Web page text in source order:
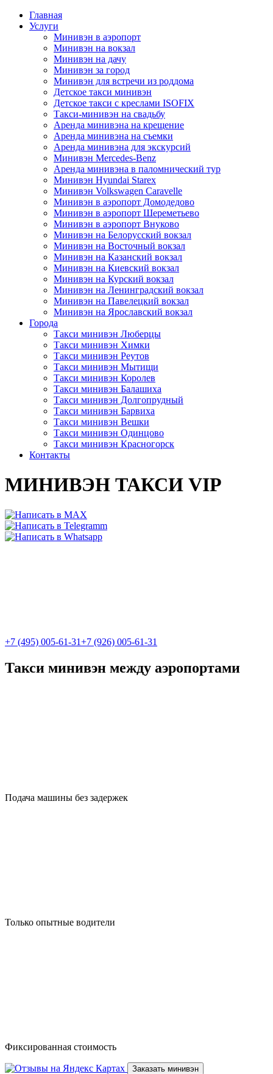
Главная
Услуги
Минивэн в аэропорт
Минивэн на вокзал
Минивэн на дачу
Минивэн за город
Минивэн для встречи из роддома
Детское такси минивэн
Детское такси с креслами ISOFIX
Такси-минивэн на свадьбу
Аренда минивэна на крещение
Аренда минивэна на съемки
Аренда минивэна для экскурсий
Минивэн Mercedes-Benz
Аренда минивэна в паломнический тур
Минивэн Hyundai Starex
Минивэн Volkswagen Caravelle
Минивэн в аэропорт Домодедово
Минивэн в аэропорт Шереметьево
Минивэн в аэропорт Внуково
Минивэн на Белорусский вокзал
Минивэн на Восточный вокзал
Минивэн на Казанский вокзал
Минивэн на Киевский вокзал
Минивэн на Курский вокзал
Минивэн на Ленинградский вокзал
Минивэн на Павелецкий вокзал
Минивэн на Ярославский вокзал
Города
Такси минивэн Люберцы
Такси минивэн Химки
Такси минивэн Реутов
Такси минивэн Мытищи
Такси минивэн Королев
Такси минивэн Балашиха
Такси минивэн Долгопрудный
Такси минивэн Барвиха
Такси минивэн Вешки
Такси минивэн Одинцово
Такси минивэн Красногорск
Контакты
МИНИВЭН ТАКСИ VIP
+7 (495) 005-61-31+7 (926) 005-61-31
Такси минивэн между аэропортами
Подача машины без задержек
Только опытные водители
Фиксированная стоимость
Заказать минивэн